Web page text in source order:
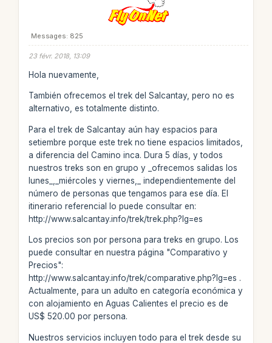
Messages: 825
23 févr. 2018, 13:09
Hola nuevamente,
También ofrecemos el trek del Salcantay, pero no es
alternativo, es totalmente distinto.
Para el trek de Salcantay aún hay espacios para
setiembre porque este trek no tiene espacios limitados,
a diferencia del Camino inca. Dura 5 días, y todos
nuestros treks son en grupo y _ofrecemos salidas los
lunes_,_miércoles y viernes,_ independientemente del
número de personas que tengamos para ese día. El
itinerario referencial lo puede consultar en:
http://www.salcantay.info/trek/trek.php?lg=es
Los precios son por persona para treks en grupo. Los
puede consultar en nuestra página "Comparativo y
Precios":
http://www.salcantay.info/trek/comparative.php?lg=es .
Actualmente, para un adulto en categoría económica y
con alojamiento en Aguas Calientes el precio es de
US$ 520.00 por persona.
Nuestros servicios incluyen todo para el trek desde su